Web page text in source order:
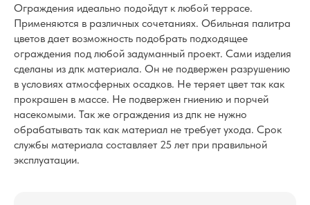
Ограждения идеально подойдут к любой террасе.
Применяются в различных сочетаниях. Обильная палитра
цветов дает возможность подобрать подходящее
ограждения под любой задуманный проект. Сами изделия
сделаны из дпк материала. Он не подвержен разрушению
в условиях атмосферных осадков. Не теряет цвет так как
прокрашен в массе. Не подвержен гниению и порчей
насекомыми. Так же ограждения из дпк не нужно
обрабатывать так как материал не требует ухода. Срок
службы материала составляет 25 лет при правильной
эксплуатации.